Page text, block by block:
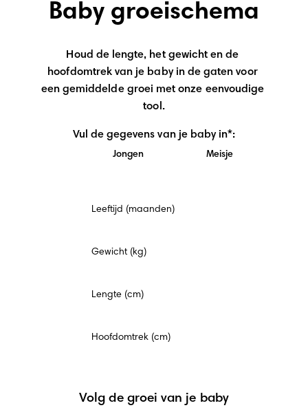
Baby groeischema
Houd de lengte, het gewicht en de
hoofdomtrek van je baby in de gaten voor
een gemiddelde groei met onze eenvoudige
tool.
Vul de gegevens van je baby in*:
Jongen Meisje
veld
Leeftijd (maanden)
Gewicht (kg)
Lengte (cm)
Hoofdomtrek (cm)
Volg de groei van je baby